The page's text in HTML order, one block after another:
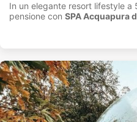
In un elegante resort lifestyle a
pensione con SPA Acquapura